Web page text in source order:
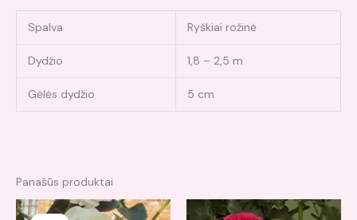
Spalva Ryškiai rožinė
Dydžio 1,8 – 2,5 m
Gėlės dydžio 5 cm
Panašūs produktai
Original
price
Current
price